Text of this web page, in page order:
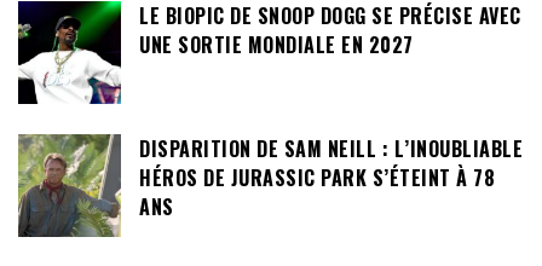
LE BIOPIC DE SNOOP DOGG SE PRÉCISE AVEC
UNE SORTIE MONDIALE EN 2027
DISPARITION DE SAM NEILL : L’INOUBLIABLE
HÉROS DE JURASSIC PARK S’ÉTEINT À 78
ANS